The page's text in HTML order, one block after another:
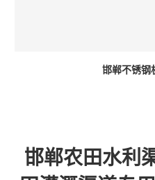
邯郸不锈钢
邯郸农田水利